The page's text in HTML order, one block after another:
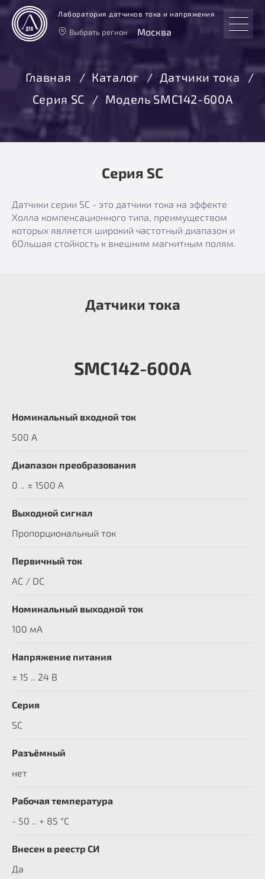
Лаборатория датчиков тока и напряжения
Выбрать регион Москва
Москва
Санкт-Петербург
Екатеринбург
Новосибирск
Главная Каталог
Датчики тока
Серия SC
Модель SMC142-600A
Серия SC
Датчики серии SC - это датчики тока на эффекте
Холла компенсационного типа, преимуществом
которых является широкий частотный диапазон и
бОльшая стойкость к внешним магнитным полям.
Датчики тока
SMC142-600A
Номинальный входной ток
500 A
Диапазон преобразования
0 .. ± 1500 А
Выходной сигнал
Пропорциональный ток
Первичный ток
AC / DC
Номинальный выходной ток
100 мА
Напряжение питания
± 15 .. 24 В
Серия
SC
Разъёмный
нет
Рабочая температура
- 50 .. + 85 °C
Внесен в реестр СИ
Да